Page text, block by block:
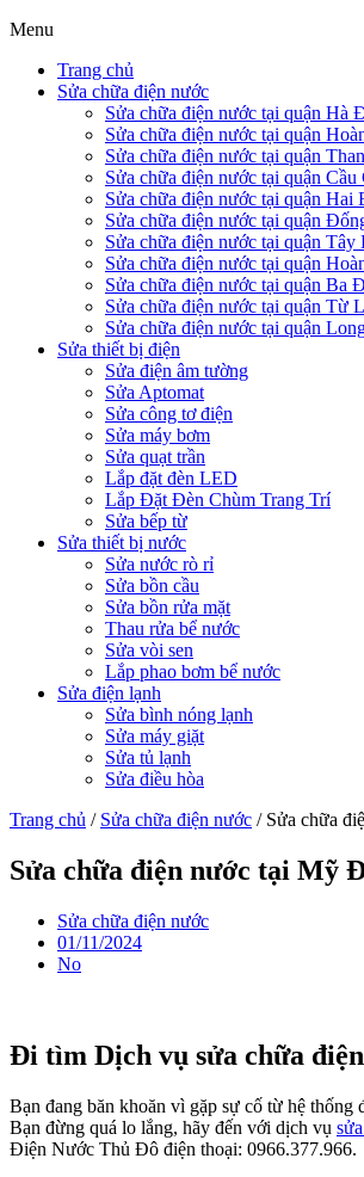
Menu
Trang chủ
Sửa chữa điện nước
Sửa chữa điện nước tại quận Hà
Sửa chữa điện nước tại quận
Sửa chữa điện nước tại quận
Sửa chữa điện nước tại quận Cầu
Sửa chữa điện nước tại quận Hai
Sửa chữa điện nước tại quận
Sửa chữa điện nước tại quận Tây
Sửa chữa điện nước tại quận
Sửa chữa điện nước tại quận Ba
Sửa chữa điện nước tại quận Từ
Sửa chữa điện nước tại quận
Sửa thiết bị điện
Sửa điện âm tường
Sửa Aptomat
Sửa công tơ điện
Sửa máy bơm
Sửa quạt trần
Lắp đặt đèn LED
Lắp Đặt Đèn Chùm Trang Trí
Sửa bếp từ
Sửa thiết bị nước
Sửa nước rò rỉ
Sửa bồn cầu
Sửa bồn rửa mặt
Thau rửa bể nước
Sửa vòi sen
Lắp phao bơm bể nước
Sửa điện lạnh
Sửa bình nóng lạnh
Sửa máy giặt
Sửa tủ lạnh
Sửa điều hòa
Trang chủ / Sửa chữa điện nước / Sửa chữa
Sửa chữa điện nước tại Mỹ
Sửa chữa điện nước
01/11/2024
No
Đi tìm Dịch vụ sửa chữa
Bạn đang băn khoăn vì gặp sự cố từ hệ
Bạn đừng quá lo lắng, hãy đến với dịch vụ
Điện Nước Thủ Đô điện thoại: 0966.377.966.